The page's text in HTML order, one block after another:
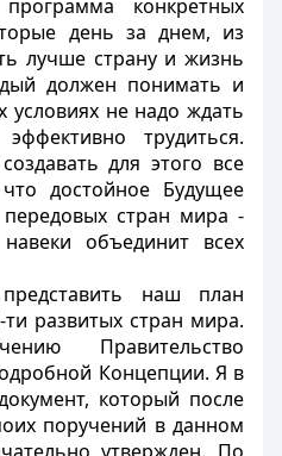
конкретных
день за днем, из
лучше страну и жизнь
должен понимать и
не надо ждать
трудиться.
для этого все
достойное Будущее
стран мира -
объединит всех
наш план
развитых стран мира.
Правительство
Концепции. Я в
который после
поручений в данном